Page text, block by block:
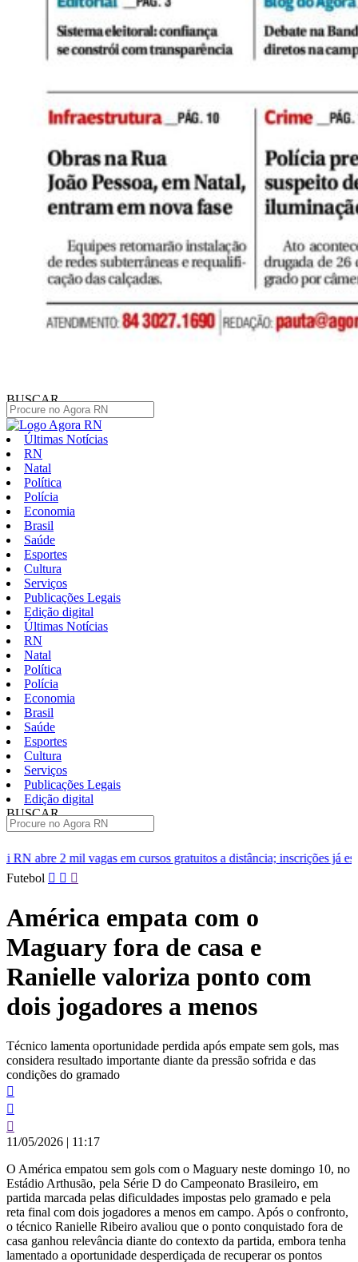
BUSCAR
Últimas Notícias
RN
Natal
Política
Polícia
Economia
Brasil
Saúde
Esportes
Cultura
Serviços
Publicações Legais
Edição digital
Últimas Notícias
RN
Natal
Política
Polícia
Economia
Brasil
Saúde
Esportes
Cultura
Serviços
Publicações Legais
Edição digital
BUSCAR
cursos gratuitos a distância; inscrições já estão abertas
Inmet
Pular
conteúdo
Futebol
América empata com o
Maguary fora de casa e
Ranielle valoriza ponto com
dois jogadores a menos
Técnico lamenta oportunidade perdida após empate sem gols, mas
considera resultado importante diante da pressão sofrida e das
condições do gramado
11/05/2026 | 11:17
O América empatou sem gols com o Maguary neste domingo 10, no
Estádio Arthusão, pela Série D do Campeonato Brasileiro, em
partida marcada pelas dificuldades impostas pelo gramado e pela
reta final com dois jogadores a menos em campo. Após o confronto,
o técnico Ranielle Ribeiro avaliou que o ponto conquistado fora de
casa ganhou relevância diante do contexto da partida, embora tenha
lamentado a oportunidade desperdiçada de recuperar os pontos